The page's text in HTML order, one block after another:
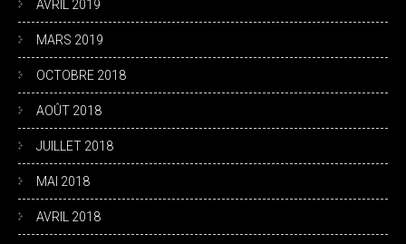
AVRIL 2019
MARS 2019
OCTOBRE 2018
AOÛT 2018
JUILLET 2018
MAI 2018
AVRIL 2018